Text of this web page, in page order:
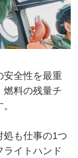
全性を最重
燃料の残量チ
も仕事の1つ
ライトハンド